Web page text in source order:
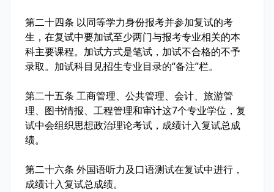
第二十四条 以同等学力身份报考并参加复试的考
生，在复试中要加试至少两门与报考专业相关的本
科主要课程。加试方式是笔试，加试不合格的不予
录取。加试科目见招生专业目录的“备注”栏。
第二十五条 工商管理、公共管理、会计、旅游管
理、图书情报、工程管理和审计这7个专业学位，复
试中会组织思想政治理论考试，成绩计入复试总成
绩。
第二十六条 外国语听力及口语测试在复试中进行，
成绩计入复试总成绩。